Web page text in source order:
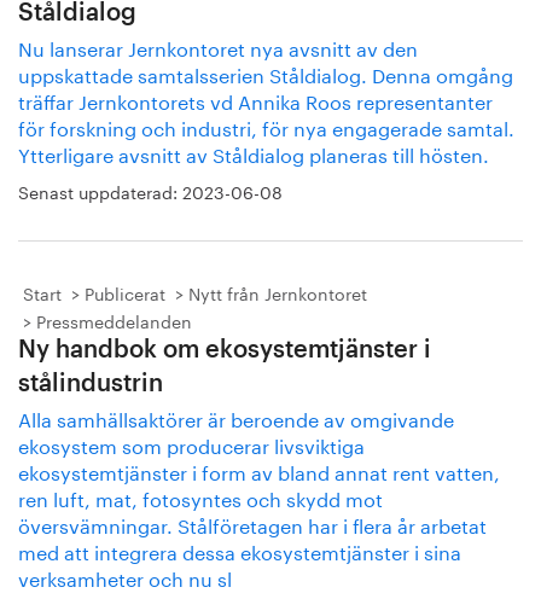
Ståldialog
Nu lanserar Jernkontoret nya avsnitt av den
uppskattade samtalsserien Ståldialog. Denna omgång
träffar Jernkontorets vd Annika Roos representanter
för forskning och industri, för nya engagerade samtal.
Ytterligare avsnitt av Ståldialog planeras till hösten.
Senast uppdaterad: 2023-06-08
Start Publicerat
Nytt från Jernkontoret
Pressmeddelanden
Ny handbok om ekosystemtjänster i
stålindustrin
Alla samhällsaktörer är beroende av omgivande
ekosystem som producerar livsviktiga
ekosystemtjänster i form av bland annat rent vatten,
ren luft, mat, fotosyntes och skydd mot
översvämningar. Stålföretagen har i flera år arbetat
med att integrera dessa ekosystemtjänster i sina
verksamheter och nu sl